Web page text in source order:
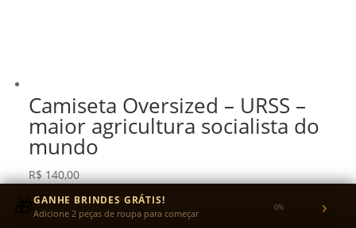
Camiseta Oversized – URSS –
maior agricultura socialista do
mundo
R$140,00
R$133,00
ou em até 3x sem juros no cartão
🎁GANHE BRINDES GRÁTIS!
Adicione 2 peças de roupa para começar 0% ›